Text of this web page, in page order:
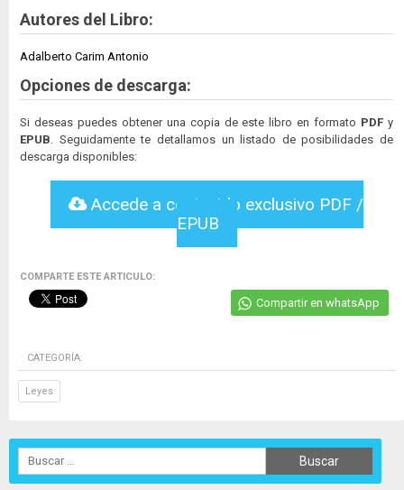
Autores del Libro:
Adalberto Carim Antonio
Opciones de descarga:
Si deseas puedes obtener una copia de este libro en formato PDF y
EPUB . Seguidamente te detallamos un listado de posibilidades de
descarga disponibles:
Accede a contenido exclusivo PDF /
EPUB
COMPARTE ESTE ARTICULO:
Compartir en whatsApp
CATEGORÍA:
Leyes